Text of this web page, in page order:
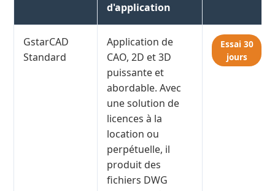
d'application
GstarCAD
Standard
Application de
CAO, 2D et 3D
puissante et
abordable. Avec
une solution de
licences à la
location ou
perpétuelle, il
produit des
fichiers DWG
Essai 30
jours